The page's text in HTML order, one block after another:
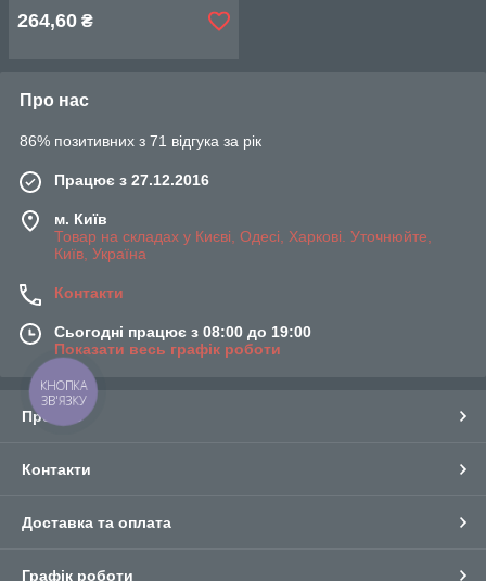
264,60 ₴
Про нас
86% позитивних з 71 відгука за рік
Працює з 27.12.2016
м. Київ
Товар на складах у Києві, Одесі, Харкові. Уточнюйте,
Київ, Україна
Контакти
Сьогодні працює з 08:00 до 19:00
Показати весь графік роботи
Про нас
Контакти
Доставка та оплата
Графік роботи
КНОПКА
ЗВ'ЯЗКУ